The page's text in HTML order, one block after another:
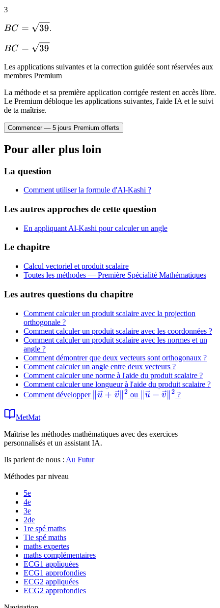
\cdot AB
\cdot AC
\cos(60°)
49 - 2
\times 5
\times 7
\times
\frac{1}
{2} = 74
3
BC =
BC = 39.
BC =
BC = 39
Les applications suivantes et la correction guidée sont réservées aux
membres Premium
La méthode et sa première application corrigée restent en accès libre.
Le Premium débloque les applications suivantes, l'aide IA et le suivi
de ta maîtrise.
Commencer — 5 jours Premium offerts
Pour aller plus loin
La question
Comment utiliser la formule d'Al-Kashi ?
Les autres approches de cette question
En appliquant Al-Kashi pour calculer un angle
Le chapitre
Calcul vectoriel et produit scalaire
Toutes les méthodes — Première Spécialité Mathématiques
Les autres questions du chapitre
Comment calculer un produit scalaire avec la projection
orthogonale ?
Comment calculer un produit scalaire avec les coordonnées ?
Comment calculer un produit scalaire avec les normes et un
angle ?
Comment démontrer que deux vecteurs sont orthogonaux ?
Comment calculer un angle entre deux vecteurs ?
Comment calculer une norme à l'aide du produit scalaire ?
Comment calculer une longueur à l'aide du produit scalaire ?
Comment développer \|\vec{u}
∥u + v∥2 ou \|\vec{u} -
∥u − v∥2 ?
MetMat
Maîtrise les méthodes mathématiques avec des exercices
personnalisés et un assistant IA.
Ils parlent de nous : Au Futur
Méthodes par niveau
5e
4e
3e
2de
1re spé maths
Tle spé maths
maths expertes
maths complémentaires
ECG1 appliquées
ECG1 approfondies
ECG2 appliquées
ECG2 approfondies